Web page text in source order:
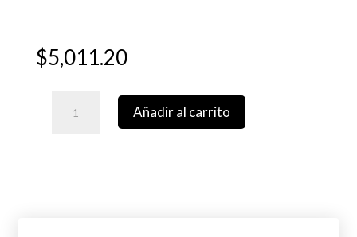
$5,011.20
Chocolate
Añadir al carrito